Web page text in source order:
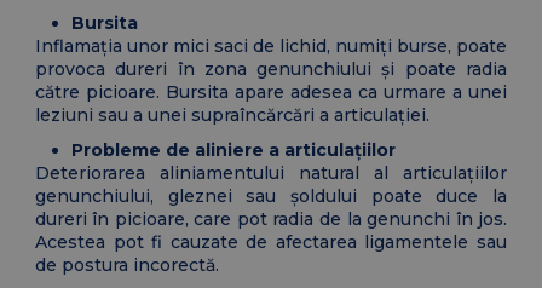
Bursita
Inflamația unor mici saci de lichid, numiți burse, poate
provoca dureri în zona genunchiului și poate radia
către picioare. Bursita apare adesea ca urmare a unei
leziuni sau a unei supraîncărcări a articulației.
Probleme de aliniere a articulațiilor
Deteriorarea aliniamentului natural al articulațiilor
genunchiului, gleznei sau șoldului poate duce la
dureri în picioare, care pot radia de la genunchi în jos.
Acestea pot fi cauzate de afectarea ligamentele sau
de postura incorectă.